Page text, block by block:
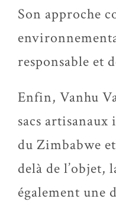
Son approche
responsable et
Enfin, Vanhu
sacs artisanaux
du Zimbabwe
delà de l’objet,
également une